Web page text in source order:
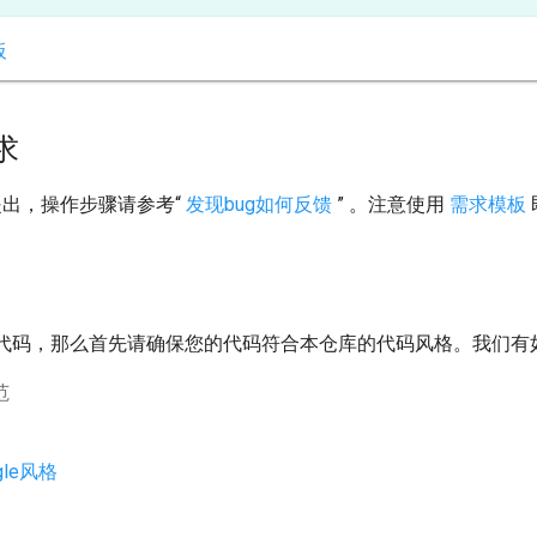
，操作步骤请参考“ 发现bug如何反馈 ” 。注意使用 需求模板
码，那么首先请确保您的代码符合本仓库的代码风格。我们有
风格